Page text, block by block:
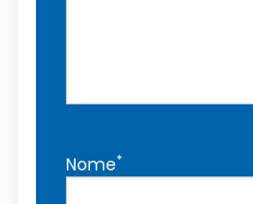
Nome*